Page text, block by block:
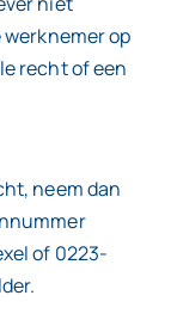
op
recht of een
neem dan
of 0223-